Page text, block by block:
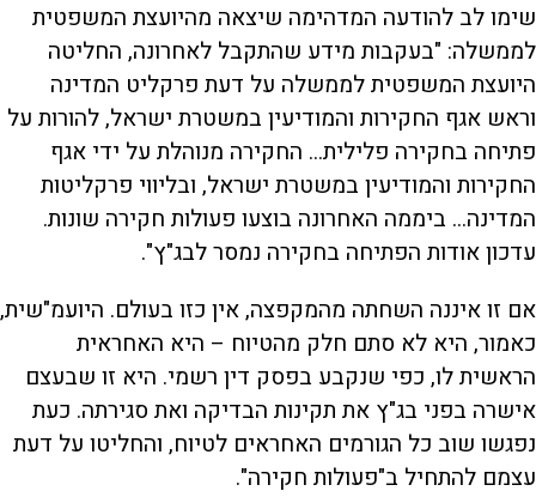
שימו לב להודעה המדהימה שיצאה מהיועצת המשפטית
לממשלה: "בעקבות מידע שהתקבל לאחרונה, החליטה
היועצת המשפטית לממשלה על דעת פרקליט המדינה
וראש אגף החקירות והמודיעין במשטרת ישראל, להורות על
פתיחה בחקירה פלילית... החקירה מנוהלת על ידי אגף
החקירות והמודיעין במשטרת ישראל, ובליווי פרקליטות
המדינה... ביממה האחרונה בוצעו פעולות חקירה שונות.
עדכון אודות הפתיחה בחקירה נמסר לבג"ץ".
אם זו איננה השחתה מהמקפצה, אין כזו בעולם. היועמ"שית,
כאמור, היא לא סתם חלק מהטיוח – היא האחראית
הראשית לו, כפי שנקבע בפסק דין רשמי. היא זו שבעצם
אישרה בפני בג"ץ את תקינות הבדיקה ואת סגירתה. כעת
נפגשו שוב כל הגורמים האחראים לטיוח, והחליטו על דעת
עצמם להתחיל ב"פעולות חקירה".